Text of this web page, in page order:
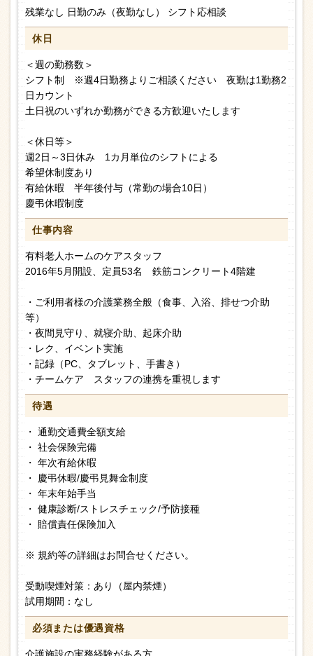
残業なし 日勤のみ（夜勤なし） シフト応相談
休日
＜週の勤務数＞
シフト制 ※週4日勤務よりご相談ください 夜勤は1勤務2
日カウント
土日祝のいずれか勤務ができる方歓迎いたします
＜休日等＞
週2日～3日休み 1カ月単位のシフトによる
希望休制度あり
有給休暇 半年後付与（常勤の場合10日）
慶弔休暇制度
仕事内容
有料老人ホームのケアスタッフ
2016年5月開設、定員53名 鉄筋コンクリート4階建
・ご利用者様の介護業務全般（食事、入浴、排せつ介助
等）
・夜間見守り、就寝介助、起床介助
・レク、イベント実施
・記録（PC、タブレット、手書き）
・チームケア スタッフの連携を重視します
待遇
・ 通勤交通費全額支給
・ 社会保険完備
・ 年次有給休暇
・ 慶弔休暇/慶弔見舞金制度
・ 年末年始手当
・ 健康診断/ストレスチェック/予防接種
・ 賠償責任保険加入
※ 規約等の詳細はお問合せください。
受動喫煙対策：あり（屋内禁煙）
試用期間：なし
必須または優遇資格